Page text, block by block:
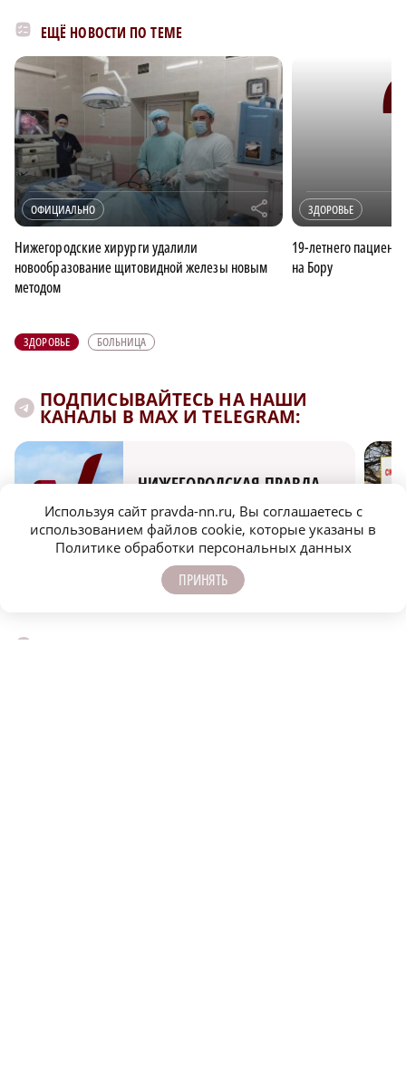
ЕЩЁ НОВОСТИ ПО ТЕМЕ
ОФИЦИАЛЬНО r
Нижегородские хирурги удалили
новообразование щитовидной железы новым
методом
ЗДОРОВЬЕ
19-летнего
на Бору
ЗДОРОВЬЕ БОЛЬНИЦА
ПОДПИСЫВАЙТЕСЬ НА НАШИ
КАНАЛЫ В MAX И TELEGRAM:
НИЖЕГОРОДСКАЯ ПРАВДА
Быстро, честно, точно. И ничего лишнего
Используя сайт pravda-nn.ru, Вы соглашаетесь с
использованием файлов cookie, которые указаны в
Политике обработки персональных данных
ПРИНЯТЬ